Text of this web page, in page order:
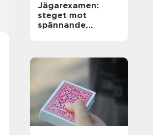
Jägarexamen:
steget mot
spännande